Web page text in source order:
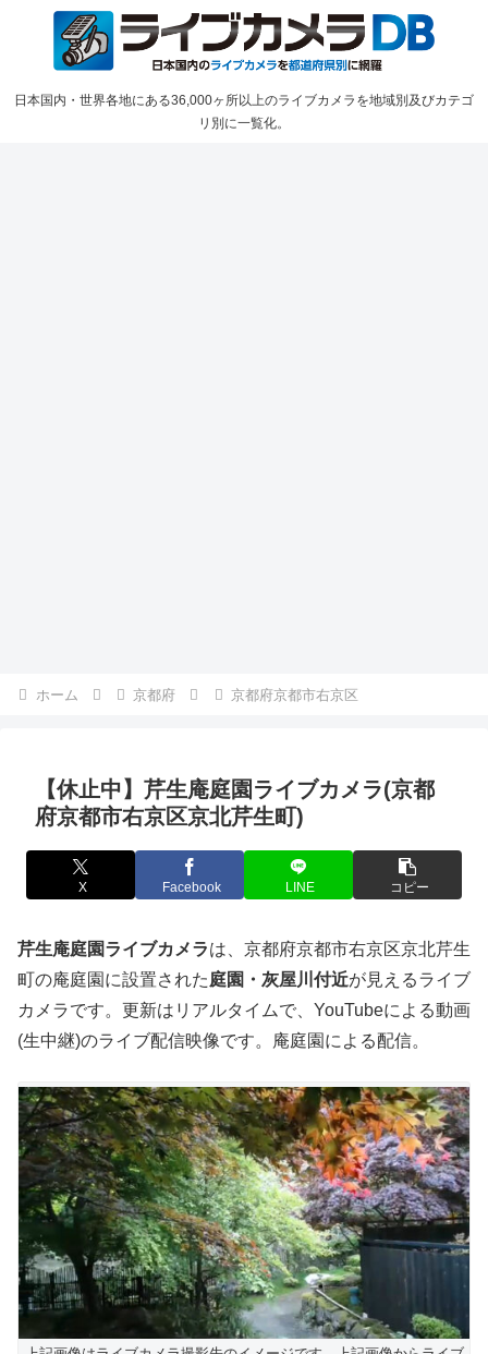
日本国内・世界各地にある36,000ヶ所以上のライブカメラを地域別及びカテゴ
リ別に一覧化。
ホーム 京都府 京都府京都市右京区
【休止中】芹生庵庭園ライブカメラ(京都
府京都市右京区京北芹生町)
X Facebook LINE コピー
芹生庵庭園ライブカメラは、京都府京都市右京区京北芹生
町の庵庭園に設置された庭園・灰屋川付近が見えるライブ
カメラです。更新はリアルタイムで、YouTubeによる動画
(生中継)のライブ配信映像です。庵庭園による配信。